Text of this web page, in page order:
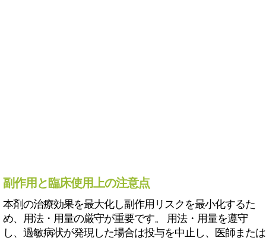
副作用と臨床使用上の注意点
本剤の治療効果を最大化し副作用リスクを最小化するた
め、用法・用量の厳守が重要です。 用法・用量を遵守
し、過敏病状が発現した場合は投与を中止し、医師または